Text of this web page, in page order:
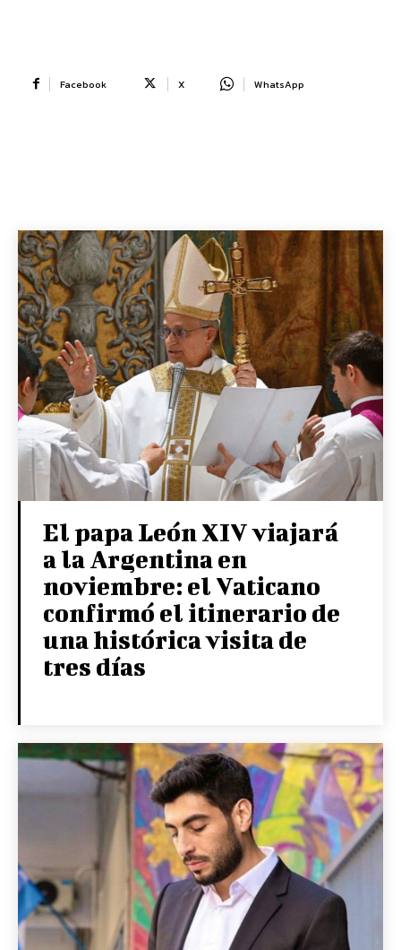
Facebook X WhatsApp
El papa León XIV viajará
a la Argentina en
noviembre: el Vaticano
confirmó el itinerario de
una histórica visita de
tres días